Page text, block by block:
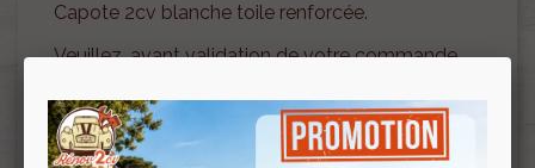
Capote 2cv blanche toile renforcée.
Veuillez, avant validation de votre commande,
fermeture/ouverture.
Cet article étant un article fragile, il ne sera ni